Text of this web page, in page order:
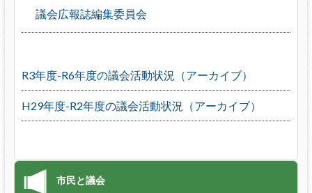
議会広報誌編集委員会
R3年度-R6年度の議会活動状況（アーカイブ）
H29年度-R2年度の議会活動状況（アーカイブ）